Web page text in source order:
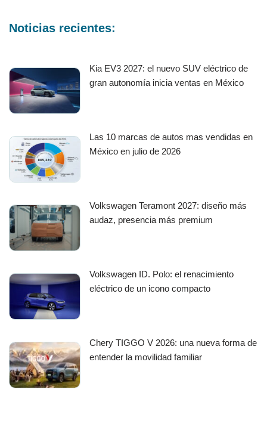
Noticias recientes:
Kia EV3 2027: el nuevo SUV eléctrico de
gran autonomía inicia ventas en México
Las 10 marcas de autos mas vendidas en
México en julio de 2026
Volkswagen Teramont 2027: diseño más
audaz, presencia más premium
Volkswagen ID. Polo: el renacimiento
eléctrico de un icono compacto
Chery TIGGO V 2026: una nueva forma de
entender la movilidad familiar